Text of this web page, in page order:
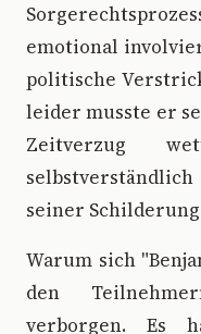
emotional
politische
leider musste er
Zeitverzug
seiner
Warum sich
den
verborgen. Es